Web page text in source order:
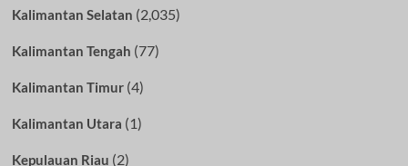
Kalimantan Selatan (2,035)
Kalimantan Tengah (77)
Kalimantan Timur(4)
Kalimantan Utara (1)
Kepulauan Riau (2)